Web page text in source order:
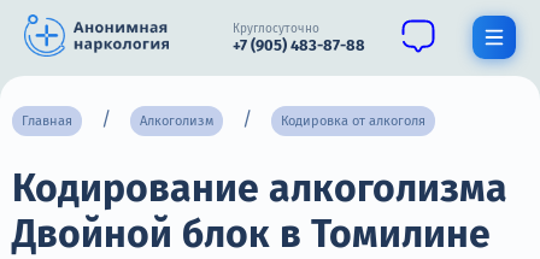
Круглосуточно
+7 (905) 483-87-88
О нас
Наркомания
Главная Алкоголизм Кодировка от алкоголя
Кодирование алкоголизма
Двойной блок в Томилине